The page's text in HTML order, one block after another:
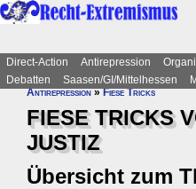
Direct-Action Antirepression
Debatten
Saasen/GI/Mittelhessen
Antirepression»Fiese Tricks
FIESE TRICKS
JUSTIZ
Übersicht zum